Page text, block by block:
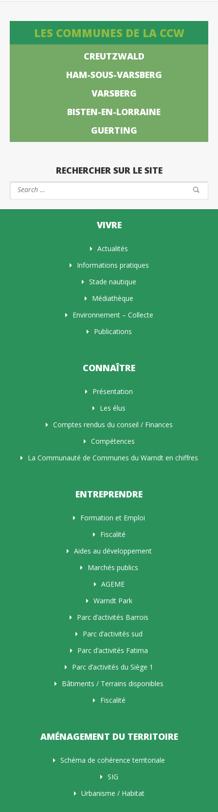
LES COMMUNES DE LA CCW
CREUTZWALD
HAM-SOUS-VARSBERG
VARSBERG
BISTEN-EN-LORRAINE
GUERTING
RECHERCHER SUR LE SITE
VIVRE
Actualités
Informations pratiques
Stade nautique
Médiathèque
Environnement – Collecte
Publications
CONNAÎTRE
Présentation
Les élus
Comptes rendus du conseil / Finances
Compétences
La Communauté de Communes du Warndt en chiffres
ENTREPRENDRE
Formation et Emploi
Fiscalité
Aides au développement
Marchés publics
AGEME
Warndt Park
Parc d’activités Barrois
Parc d’activités sud
Parc d’activités Fatima
Parc d’activités du Siège 1
Bâtiments / Terrains disponibles
Fiscalité
AMÉNAGEMENT DU TERRITOIRE
Schéma de cohérence territoriale
SIG
Urbanisme / Habitat